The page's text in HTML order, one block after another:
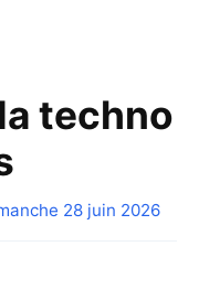
techno
28 juin 2026